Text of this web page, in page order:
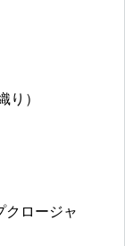
り）
クロージャ